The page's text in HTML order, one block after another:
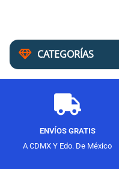
CATEGORÍAS
ENVÍOS GRATIS
A CDMX Y Edo. De México